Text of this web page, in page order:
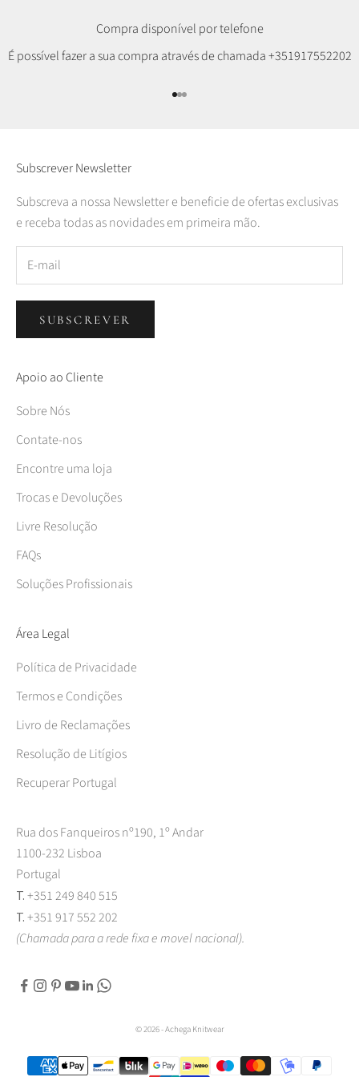
Compra disponível por telefone
É possível fazer a sua compra através de chamada+351917552202
Ir para item 1
Ir para item 2
Ir para item 3
Subscrever Newsletter
Subscreva a nossa Newsletter e beneficie de ofertas exclusivas
e receba todas as novidades em primeira mão.
SUBSCREVER
Apoio ao Cliente
Sobre Nós
Contate-nos
Encontre uma loja
Trocas e Devoluções
Livre Resolução
FAQs
Soluções Profissionais
Área Legal
Política de Privacidade
Termos e Condições
Livro de Reclamações
Resolução de Litígios
Recuperar Portugal
Rua dos Fanqueiros nº190, 1º Andar
1100-232 Lisboa
Portugal
T. +351 249 840 515
T. +351 917 552 202
(Chamada para a rede fixa e movel nacional).
© 2026 - Achega Knitwear